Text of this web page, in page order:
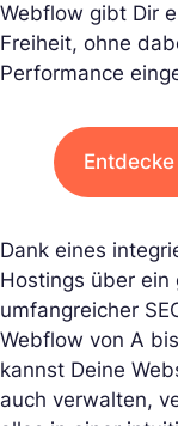
Webflow gibt Dir
Freiheit, ohne
Performance
Dank eines
Hostings über ein
umfangreicher
Webflow von A
kannst Deine
auch verwalten,